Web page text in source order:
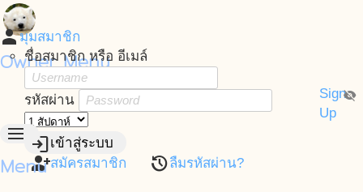
Owner Menu
personมุมสมาชิก
ชื่อสมาชิก หรือ อีเมล์
รหัสผ่าน visibility_off
loginเข้าสู่ระบบ
person_addสมัครสมาชิก restoreลืมรหัสผ่าน?
Sign
Up
menu
Menu